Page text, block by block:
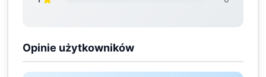
Opinie użytkowników